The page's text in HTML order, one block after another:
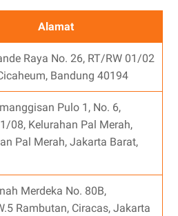
Alamat
Raya No. 26, RT/RW 01/02
Bandung 40194
Pulo 1, No. 6,
08, Kelurahan Pal Merah,
Pal Merah, Jakarta Barat,
Merdeka No. 80B,
Rambutan, Ciracas, Jakarta